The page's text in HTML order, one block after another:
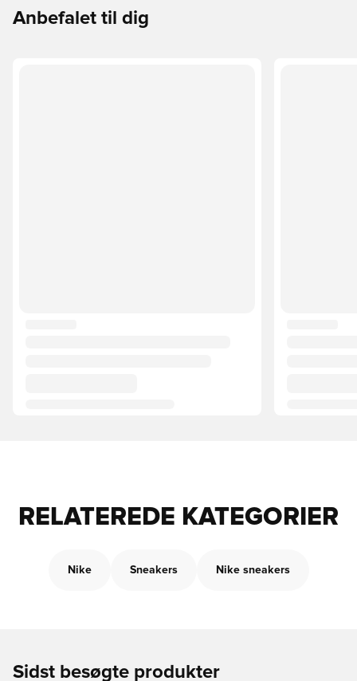
Anbefalet til dig
RELATEREDE KATEGORIER
Nike Sneakers Nike sneakers
Sidst besøgte produkter